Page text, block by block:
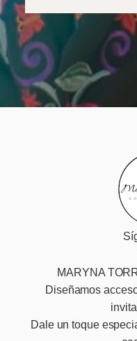
MARYNA
Diseñamos
Dale un toque